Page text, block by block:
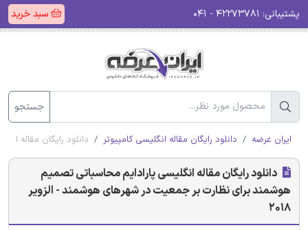
پشتیبانی: سبد خرید
جستجو
ایران عرضه دانلود رایگان مقاله انگلیسی کامپیوتر دانلود رایگان مقاله
دانلود رایگان مقاله انگلیسی پارادایم محاسباتی تصمیم
هوشمند برای نظارت بر جمعیت در شهرهای هوشمند - الزویر
2018